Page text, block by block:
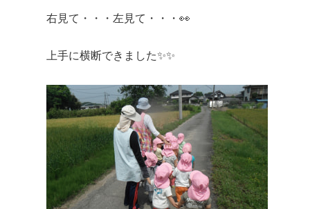
右見て・・・左見て・・・👀
上手に横断できました✨✨